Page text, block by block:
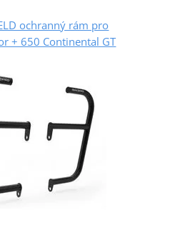
ochranný rám pro
+ 650 Continental GT